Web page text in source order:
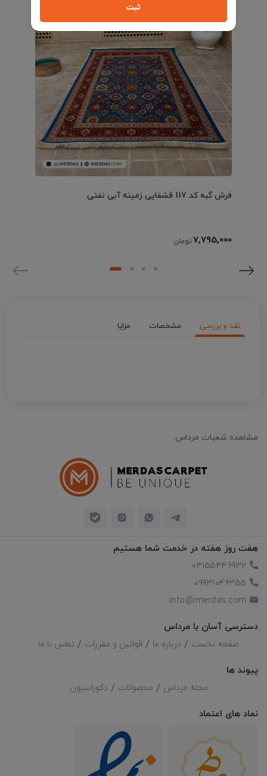
فرش گبه کد 117 قشقایی زمینه آبی نفتی
7٬795٬000
نقد و بررسی مشخصات مزایا
.
ثبت
مشاهده شعبات مرداس
هفت روز هفته در خدمت شما هستیم
03155446932
09931046355
info@imerdas.com
دسترسی آسان با مرداس
صفحه نخست درباره ما قوانین و مقررات تماس با ما
پیوند ها
مجله مرداس محصولات دکوراسیون
نماد های اعتماد